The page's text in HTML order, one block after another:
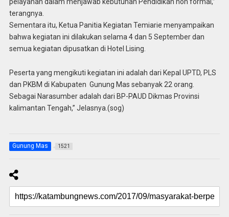
terangnya.
Sementara itu, Ketua Panitia Kegiatan Temiarie menyampaikan
bahwa kegiatan ini dilakukan selama 4 dan 5 September dan
semua kegiatan dipusatkan di Hotel Lising.
Peserta yang mengikuti kegiatan ini adalah dari Kepal UPTD, PLS
dan PKBM di Kabupaten Gunung Mas sebanyak 22 orang.
Sebagai Narasumber adalah dari BP-PAUD Dikmas Provinsi
kalimantan Tengah,” Jelasnya.(sog)
Gunung Mas 1521